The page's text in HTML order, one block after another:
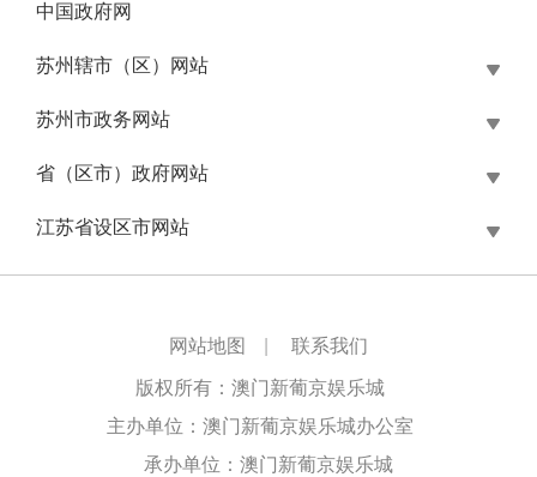
中国政府网
苏州辖市（区）网站
苏州市政务网站
省（区市）政府网站
江苏省设区市网站
网站地图 联系我们
版权所有：澳门新葡京娱乐城
主办单位：澳门新葡京娱乐城办公室
承办单位：澳门新葡京娱乐城